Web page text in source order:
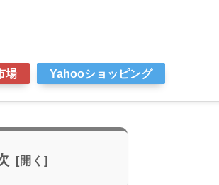
場 Yahooショッピング